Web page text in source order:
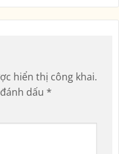
hiển thị công khai.
dấu *